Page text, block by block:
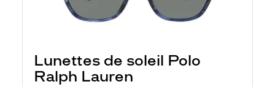
Lunettes de soleil Polo
Ralph Lauren